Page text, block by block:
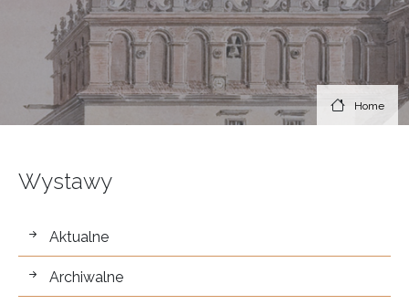
Home
Wystawy
wystawy
Aktualne
Archiwalne